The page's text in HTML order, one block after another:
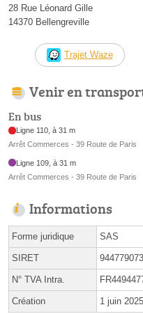
28 Rue Léonard Gille
14370 Bellengreville
Trajet Waze
Venir en
En bus
Ligne 110, à 31 m
Arrêt Commerces - 39 Route de Paris
Ligne 109, à 31 m
Arrêt Commerces - 39 Route de Paris
Informations
Forme juridique SAS
SIRET
N° TVA Intra.
Création 1 juin 2025